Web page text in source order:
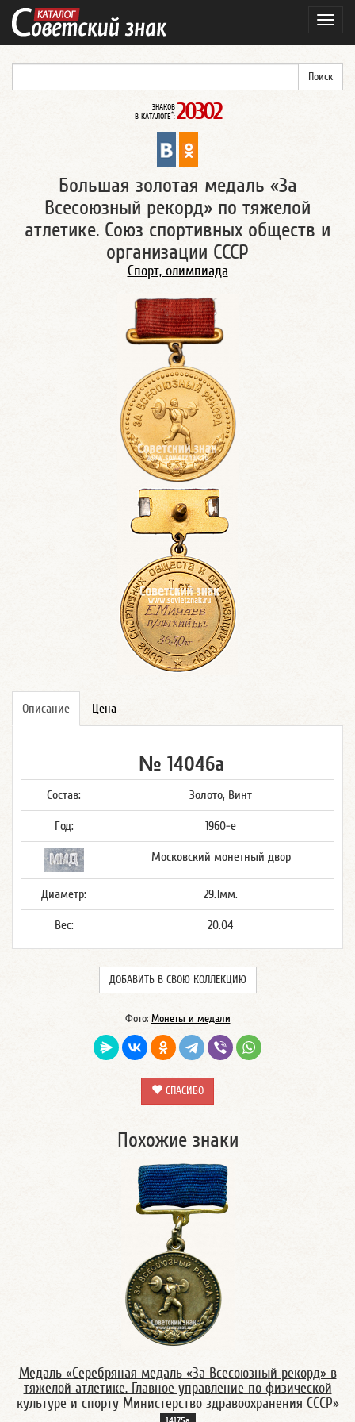
ЗНАКОВ
В КАТАЛОГЕ*: 20302
Большая золотая медаль «За
Всесоюзный рекорд» по тяжелой
атлетике. Союз спортивных обществ и
организации СССР
Спорт, олимпиада
Описание Цена
№ 14046а
Состав: Золото, Винт
Год: 1960-е
Московский монетный двор
Диаметр: 29.1мм.
Вес: 20.04
ДОБАВИТЬ В СВОЮ КОЛЛЕКЦИЮ
Фото: Монеты и медали
СПАСИБО
Похожие знаки
Медаль «Серебряная медаль «За Всесоюзный рекорд» в
тяжелой атлетике. Главное управление по физической
культуре и спорту Министерство здравоохранения СССР»